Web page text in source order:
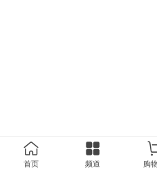
首页 频道 购